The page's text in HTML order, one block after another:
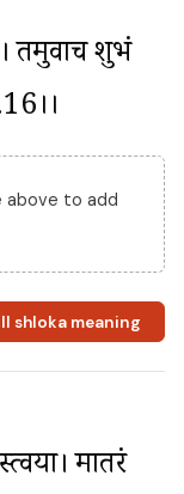
तमुवाच शुभं
above to add
shloka meaning
मातरं